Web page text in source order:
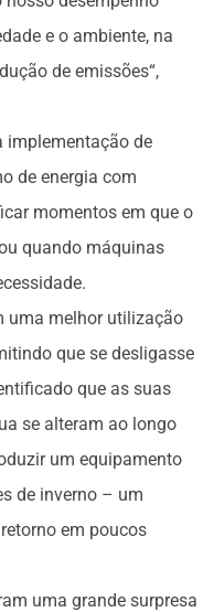
e o ambiente, na
de emissões“,
implementação de
de energia com
momentos em que o
quando máquinas
uma melhor utilização
que se desligasse
que as suas
se alteram ao longo
um equipamento
de inverno – um
em poucos
uma grande surpresa